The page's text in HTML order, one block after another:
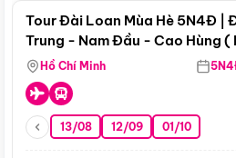
Tour Đài Loan Mùa Hè 5N4Đ |
Trung - Nam Đầu - Cao Hùng (
Hồ Chí Minh
13/08 12/09 01/10